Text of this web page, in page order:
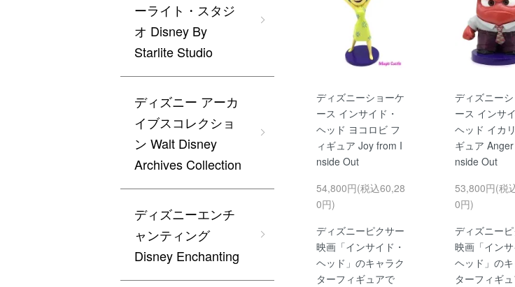
ディズニーショーケ
ース インサイド・
ヘッド ヨコロビ フ
ィギュア Joy from I
nside Out
54,800円(税込60,28
0円)
ディズニーピクサー
映画「インサイド・
ヘッド」のキャラク
ターフィギュアで
ディズニー
ース インサ
ヘッド イカ
ギュア
nside Out
53,800円(税
0円)
ディズニー
映画「インサ
ヘッド」の
ターフィギ
ーライト・スタジ
オ Disney By
Starlite Studio
ディズニー アーカ
イブスコレクショ
ン Walt Disney
Archives Collection
ディズニーエンチ
ャンティング
Disney Enchanting